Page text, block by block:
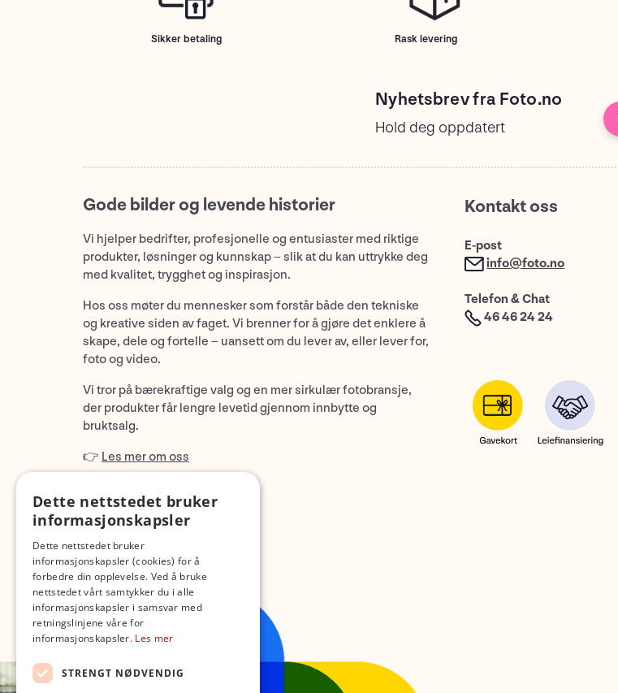
Sikker betaling Rask levering
Nyhetsbrev fra Foto.no
Hold deg oppdatert
Gode bilder og levende historier
Vi hjelper bedrifter, profesjonelle og entusiaster med riktige
produkter, løsninger og kunnskap – slik at du kan uttrykke deg
med kvalitet, trygghet og inspirasjon.
Hos oss møter du mennesker som forstår både den tekniske
og kreative siden av faget. Vi brenner for å gjøre det enklere å
skape, dele og fortelle – uansett om du lever av, eller lever for,
foto og video.
Vi tror på bærekraftige valg og en mer sirkulær fotobransje,
der produkter får lengre levetid gjennom innbytte og
bruktsalg.
👉 Les mer om oss
Kontakt oss
E-post
info@foto.no
Telefon & Chat
46 46 24 24
Dette nettstedet bruker
informasjonskapsler
Dette nettstedet bruker
informasjonskapsler (cookies) for å
forbedre din opplevelse. Ved å bruke
nettstedet vårt samtykker du i alle
informasjonskapsler i samsvar med
retningslinjene våre for
informasjonskapsler. Les mer
STRENGT NØDVENDIG